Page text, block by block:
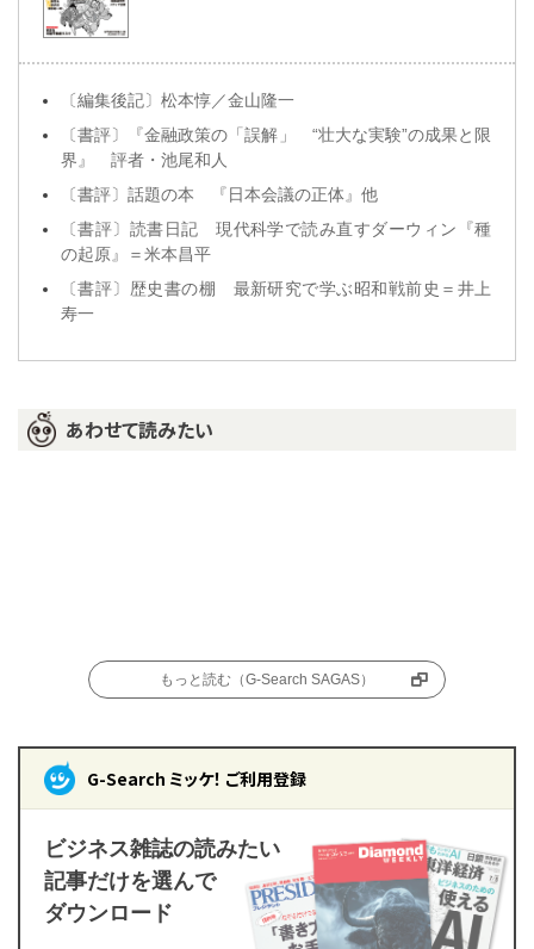
〔編集後記〕松本惇／金山隆一
〔書評〕『金融政策の「誤解」 “壮大な実験”の成果と限
界』 評者・池尾和人
〔書評〕話題の本 『日本会議の正体』他
〔書評〕読書日記 現代科学で読み直すダーウィン『種
の起原』＝米本昌平
〔書評〕歴史書の棚 最新研究で学ぶ昭和戦前史＝井上
寿一
あわせて読みたい
もっと読む（G-Search SAGAS）
G-Search ミッケ！ ご利用登録
ビジネス雑誌の読みたい
記事だけを選んで
ダウンロード